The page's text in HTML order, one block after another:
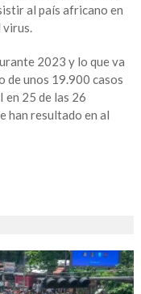
al país africano en
virus.
2023 y lo que va
de unos 19.900 casos
en 25 de las 26
han resultado en al